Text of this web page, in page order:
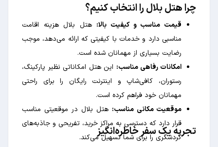
چرا هتل بلال را انتخاب کنیم؟
قیمت مناسب و کیفیت بالا: هتل بلال هزینه اقامت
مناسبی دارد و خدمات با کیفیتی که ارائه می‌دهد، موجب
رضایت بسیاری از مهمانان شده است.
امکانات رفاهی مناسب: این هتل امکاناتی نظیر پارکینگ،
رستوران، کافی‌شاپ و اینترنت رایگان را برای راحتی
مهمانان خود فراهم کرده است.
موقعیت مکانی مناسب: هتل بلال در موقعیتی مناسب
قرار دارد که دسترسی به مراکز خرید، تفریحی و جاذبه‌های
گردشگری را برای شما تسهیل می‌کند.
تجربه یک سفر خاطره‌انگیز